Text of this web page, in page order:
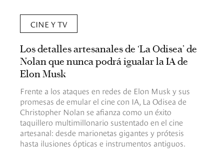
CINE Y TV
Los detalles artesanales de ‘La Odisea’ de
Nolan que nunca podrá igualar la IA de
Elon Musk
Frente a los ataques en redes de Elon Musk y sus
promesas de emular el cine con IA, La Odisea de
Christopher Nolan se afianza como un éxito
taquillero multimillonario sustentado en el cine
artesanal: desde marionetas gigantes y prótesis
hasta ilusiones ópticas e instrumentos antiguos.